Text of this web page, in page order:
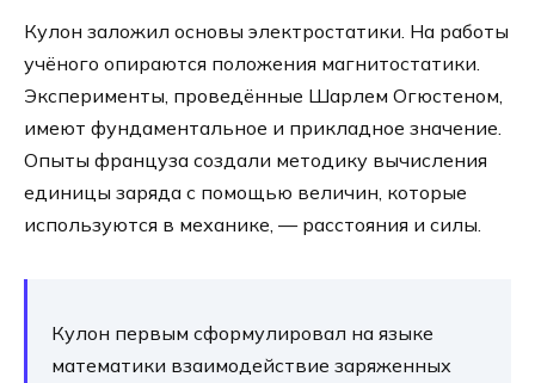
Кулон заложил основы электростатики. На работы
учёного опираются положения магнитостатики.
Эксперименты, проведённые Шарлем Огюстеном,
имеют фундаментальное и прикладное значение.
Опыты француза создали методику вычисления
единицы заряда с помощью величин, которые
используются в механике, — расстояния и силы.
Кулон первым сформулировал на языке
математики взаимодействие заряженных